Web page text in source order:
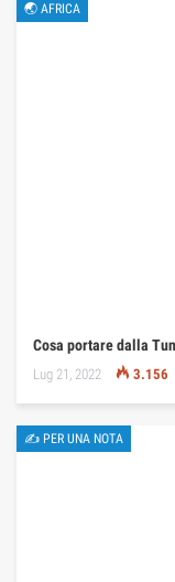
🌏 AFRICA
Cosa portare dalla
Lug 21, 2022 3.156
✍ PER UNA NOTA